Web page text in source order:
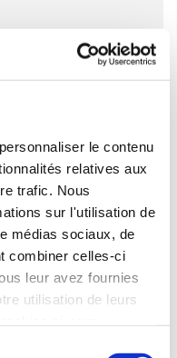
le contenu
relatives aux
trafic. Nous
sur l'utilisation de
médias sociaux, de
combiner celles-ci
leur avez fournies
utilisation de leurs